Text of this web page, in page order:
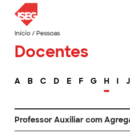
Início/ Pessoas
Docentes
A B C D E F G H I J
Professor Auxiliar com